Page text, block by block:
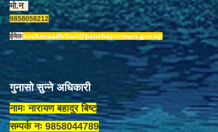
मो.न
9858058212
ईमेलःsuchanaadhikari@panchapurimun.gov.np
गुनासो सुन्ने अधिकारी
नामः नारायण बहादुर बिष्ट
सम्पर्क नः 9858044789